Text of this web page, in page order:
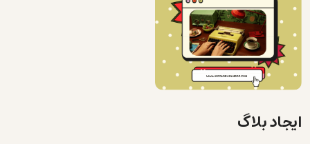
ایجاد بلاگ